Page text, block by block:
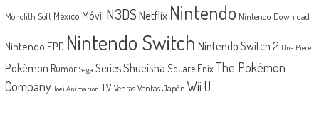
Monolith Soft México Móvil N3DSNetflix Nintendo Nintendo Download
Nintendo EPD Nintendo Switch Nintendo Switch 2 One Piece
Pokémon Rumor Sega SeriesShueisha Square EnixThe Pokémon
Company Toei Animation TV Ventas Ventas Japón Wii U